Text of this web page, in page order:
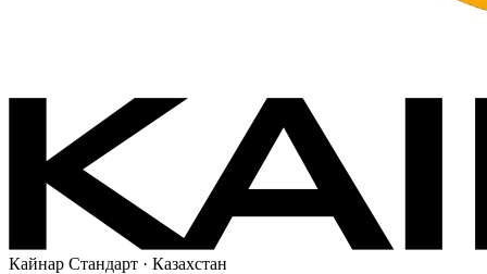
Кайнар Стандарт · Казахстан